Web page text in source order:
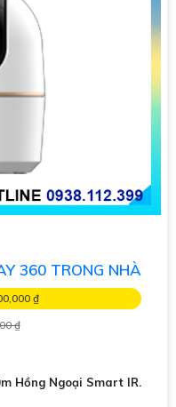
360 TRONG NHÀ
₫
₫
Hồng Ngoại Smart IR.